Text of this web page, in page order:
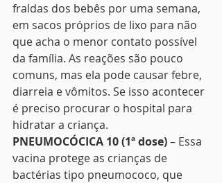
fraldas dos bebês por uma semana,
em sacos próprios de lixo para não
que acha o menor contato possível
da família. As reações são pouco
comuns, mas ela pode causar febre,
diarreia e vômitos. Se isso acontecer
é preciso procurar o hospital para
hidratar a criança.
PNEUMOCÓCICA 10 (1ª dose) – Essa
vacina protege as crianças de
bactérias tipo pneumococo, que